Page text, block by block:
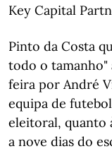
Key Capital
Pinto da Costa
todo o tamanho"
feira por André
equipa de
eleitoral, quanto
a nove dias do